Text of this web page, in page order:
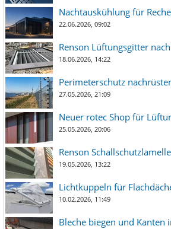
Nachtauskühlung für
22.06.2026, 09:02
Renson Lüftungsgitter
18.06.2026, 14:22
Perimeterschutz
27.05.2026, 21:09
Neuer rotec Shop für
25.05.2026, 20:06
Renson
19.05.2026, 13:22
Lichtkuppeln für
10.02.2026, 11:49
Bleche biegen und Kanten